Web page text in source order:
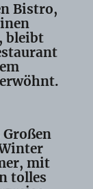
Bistro,
bleibt
mit
tolles